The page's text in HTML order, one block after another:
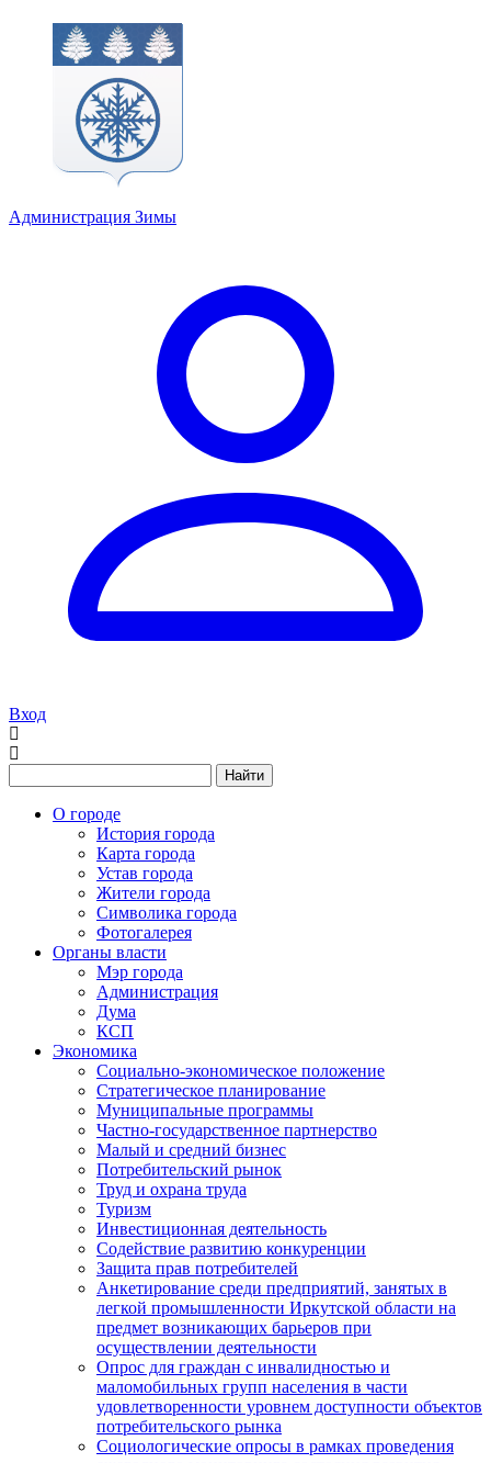
Администрация Зимы
Вход
Найти
О городе
История города
Карта города
Устав города
Жители города
Символика города
Фотогалерея
Органы власти
Мэр города
Администрация
Дума
КСП
Экономика
Социально-экономическое положение
Стратегическое планирование
Муниципальные программы
Частно-государственное партнерство
Малый и средний бизнес
Потребительский рынок
Труд и охрана труда
Туризм
Инвестиционная деятельность
Содействие развитию конкуренции
Защита прав потребителей
Анкетирование среди предприятий, занятых в
легкой промышленности Иркутской области на
предмет возникающих барьеров при
осуществлении деятельности
Опрос для граждан с инвалидностью и
маломобильных групп населения в части
удовлетворенности уровнем доступности объектов
потребительского рынка
Социологические опросы в рамках проведения